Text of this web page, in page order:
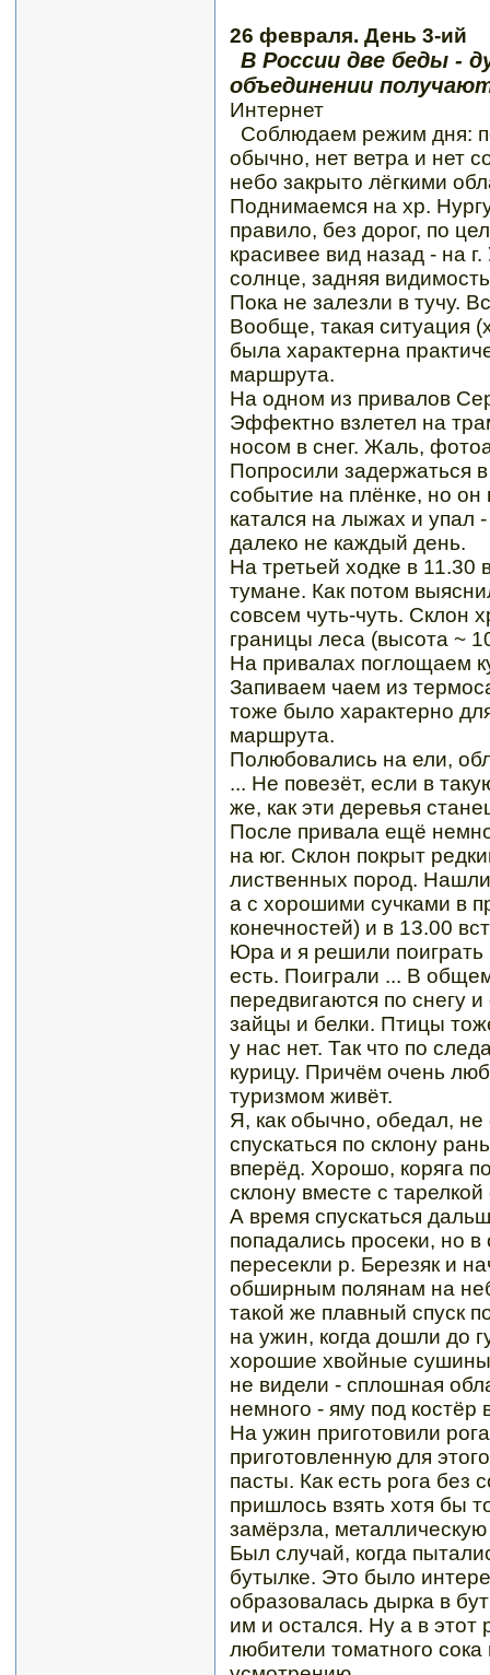
26 февраля. День 3-ий
В России две беды -
объединении
Интернет
Соблюдаем режим дня:
обычно, нет ветра и нет
небо закрыто лёгкими
Поднимаемся на хр.
правило, без дорог, по
красивее вид назад - на
солнце, задняя
Пока не залезли в тучу.
Вообще, такая ситуация
была характерна
маршрута.
На одном из привалов
Эффектно взлетел на
носом в снег. Жаль,
Попросили задержаться
событие на плёнке, но
катался на лыжах и упал
далеко не каждый день.
На третьей ходке в 11.30
тумане. Как потом
совсем чуть-чуть. Склон
границы леса (высота ~
На привалах поглощаем
Запиваем чаем из
тоже было характерно
маршрута.
Полюбовались на ели,
... Не повезёт, если в
же, как эти деревья
После привала ещё
на юг. Склон покрыт
лиственных пород.
а с хорошими сучками в
конечностей) и в 13.00
Юра и я решили поиграть
есть. Поиграли ... В
передвигаются по снегу
зайцы и белки. Птицы
у нас нет. Так что по
курицу. Причём очень
туризмом живёт.
Я, как обычно, обедал,
спускаться по склону
вперёд. Хорошо, коряга
склону вместе с тарелкой
А время спускаться
попадались просеки, но
пересекли р. Березяк и
обширным полянам на
такой же плавный спуск
на ужин, когда дошли до
хорошие хвойные
не видели - сплошная
немного - яму под костёр
На ужин приготовили
приготовленную для
пасты. Как есть рога без
пришлось взять хотя бы
замёрзла,
Был случай, когда
бутылке. Это было
образовалась дырка в
им и остался. Ну а в этот
любители томатного